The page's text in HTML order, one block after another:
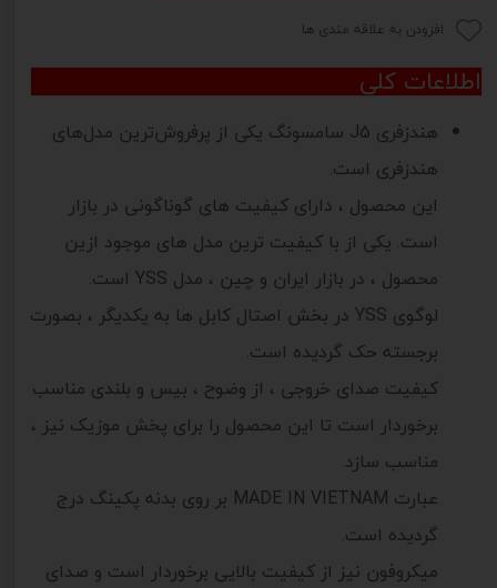
افزودن به علاقه مندی ها
اطلاعات کلی
هندزفری J5 سامسونگ یکی از پرفروش‌ترین مدل‌های
هندزفری است.
این محصول ، دارای کیفیت های گوناگونی در بازار
است. یکی از با کیفیت ترین مدل های موجود ازین
محصول ، در بازار ایران و چین ، مدل YSS است.
لوگوی YSS در بخش اصتال کابل ها به یکدیگر ، بصورت
برجسته حک گردیده است.
کیفیت صدای خروجی ، از وضوح ، بیس و بلندی مناسب
برخوردار است تا این محصول را برای پخش موزیک نیز ،
مناسب سازد.
عبارت MADE IN VIETNAM بر روی بدنه پکینگ درج
گردیده است.
میکروفون نیز از کیفیت بالایی برخوردار است و صدای